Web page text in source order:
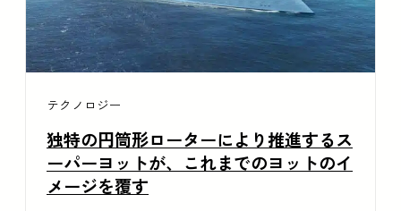
テクノロジー
独特の円筒形ローターにより推進するス
ーパーヨットが、これまでのヨットのイ
メージを覆す